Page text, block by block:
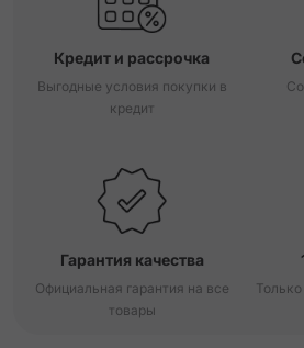
Кредит и рассрочка
Выгодные условия покупки в
кредит
Гарантия качества
Официальная гарантия на все
товары